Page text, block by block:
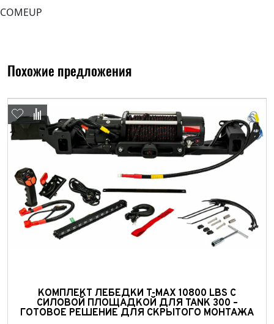
COMEUP
Похожие предложения
КОМПЛЕКТ ЛЕБЕДКИ T-MAX 10800 LBS С
СИЛОВОЙ ПЛОЩАДКОЙ ДЛЯ TANK 300 –
ГОТОВОЕ РЕШЕНИЕ ДЛЯ СКРЫТОГО МОНТАЖА